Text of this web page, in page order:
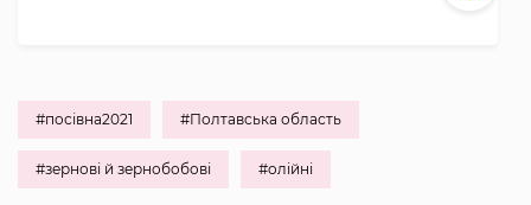
#посівна2021 #Полтавська область
#зернові й зернобобові #олійні